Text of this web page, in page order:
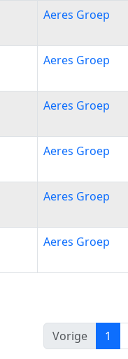
Aeres Groep
Aeres Groep
Aeres Groep
Aeres Groep
Aeres Groep
Aeres Groep
Vorige
1